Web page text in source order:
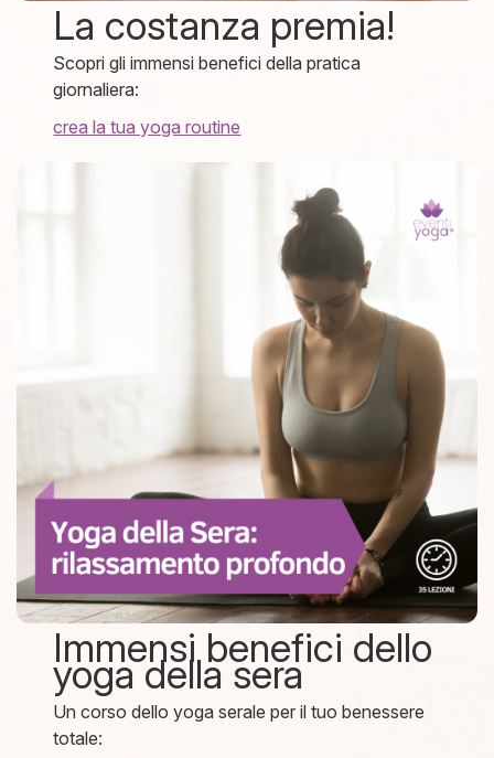
La costanza premia!
Scopri gli immensi benefici della pratica
giornaliera:
crea la tua yoga routine
Immensi benefici dello
yoga della sera
Un corso dello yoga serale per il tuo benessere
totale: